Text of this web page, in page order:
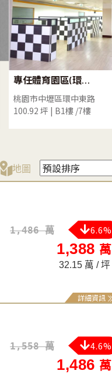
嘉義透天金店
嘉義市東區上海路
217.98 坪
一樓 /4樓
地圖
1,486 萬 6.6%
1,388 萬
32.15 萬 / 坪
詳細資訊
1,558 萬 4.6%
1,486 萬